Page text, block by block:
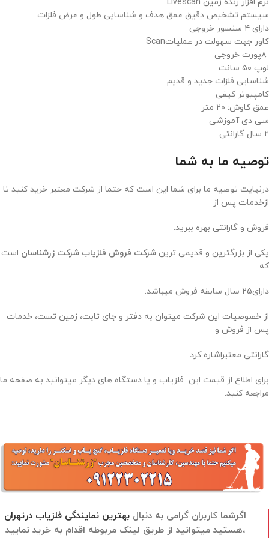
سیستم تشخیص دقیق عمق هدف و شناسایی طول و عرض فلزات
دارای ۴ سنسور خروجی
کاور جهت سهولت در عملیاتScan
۸پورت خروجی
لوپ ۵۰ سانت
شناسایی فلزات جدید و قدیم
کامپیوتر کیفی
عمق کاوش: ۲۰ متر
سی دی آموزشی
۲ سال گارانتی
توصیه ما به شما
درنهایت توصیه ما برای شما این است که حتما از شرکت معتبر خرید کنید تا
ازخدمات پس از
فروش و گارانتی بهره ببرید.
یکی از بزرگترین و قدیمی ترین شرکت فروش فلزیاب شرکت زرشناسان است
که
دارای25 سال سابقه فروش میباشد.
از خصوصیات این شرکت میتوان به دفتر و جای ثابت، زمین تست، خدمات
پس از فروش و
گارانتی معتبراشاره کرد.
برای اطلاع از قیمت این فلزیاب و یا دستگاه های دیگر میتوانید به صفحه ما
مراجعه کنید.
اگرشما کاربران گرامی به دنبالبهترین نمایندگی فلزیاب درتهران
هستید میتوانید از طریق لینک مربوطه اقدام به خرید نمایید،